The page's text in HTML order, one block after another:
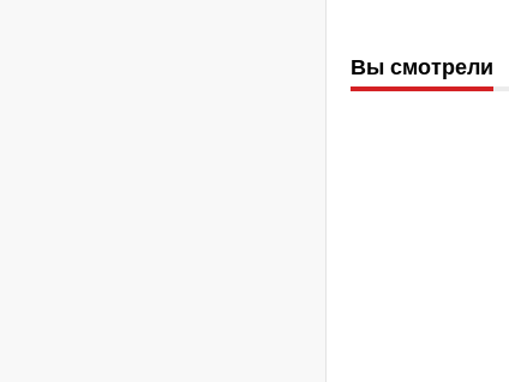
Вы смотрели